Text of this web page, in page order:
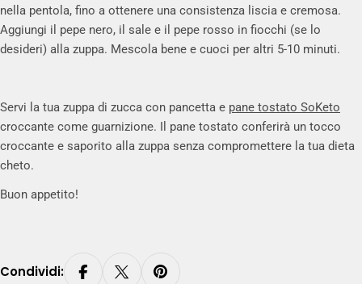
nella pentola, fino a ottenere una consistenza liscia e cremosa.
Aggiungi il pepe nero, il sale e il pepe rosso in fiocchi (se lo
desideri) alla zuppa. Mescola bene e cuoci per altri 5-10 minuti.
Servi la tua zuppa di zucca con pancetta e pane tostato SoKeto
croccante come guarnizione. Il pane tostato conferirà un tocco
croccante e saporito alla zuppa senza compromettere la tua dieta
cheto.
Buon appetito!
Condividi: